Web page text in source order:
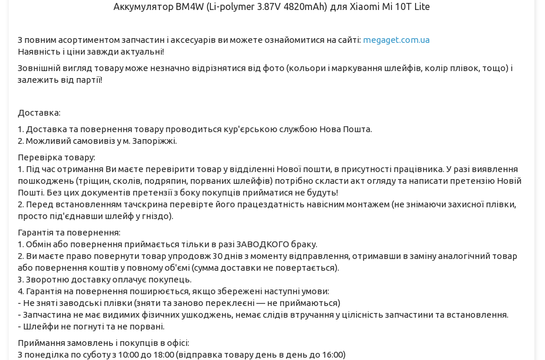
Аккумулятор BM4W (Li-polymer 3.87V 4820mAh) для Xiaomi Mi 10T Lite
З повним асортиментом запчастин і аксесуарів ви можете ознайомитися на сайті: megaget.com.ua
Наявність і ціни завжди актуальні!
Зовнішній вигляд товару може незначно відрізнятися від фото (кольори і маркування шлейфів, колір плівок, тощо) і
залежить від партії!
Доставка:
1. Доставка та повернення товару проводиться кур'єрською службою Нова Пошта.
2. Можливий самовивіз у м. Запоріжжі.
Перевірка товару:
1. Під час отримання Ви маєте перевірити товар у відділенні Нової пошти, в присутності працівника. У разі виявлення
пошкоджень (тріщин, сколів, подряпин, порваних шлейфів) потрібно скласти акт огляду та написати претензію Новій
Пошті. Без цих документів претензії з боку покупців прийматися не будуть!
2. Перед встановленням тачскрина перевірте його працездатність навісним монтажем (не знімаючи захисної плівки,
просто під'єднавши шлейф у гніздо).
Гарантія та повернення:
1. Обмін або повернення приймається тільки в разі ЗАВОДКОГО браку.
2. Ви маєте право повернути товар упродовж 30 днів з моменту відправлення, отримавши в заміну аналогічний товар
або повернення коштів у повному об'ємі (сумма доставки не повертається).
3. Зворотню доставку оплачує покупець.
4. Гарантія на повернення поширюється, якщо збережені наступні умови:
- Не зняті заводські плівки (зняти та заново переклеєні — не приймаються)
- Запчастина не має видимих фізичних ушкоджень, немає слідів втручання у цілісність запчастини та встановлення.
- Шлейфи не погнуті та не порвані.
Приймання замовлень і покупців в офісі:
З понеділка по суботу з 10:00 до 18:00 (відправка товару день в день до 16:00)